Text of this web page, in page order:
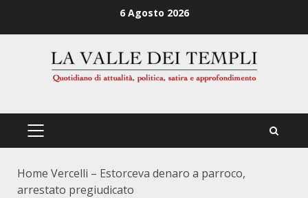
6 Agosto 2026
PRIMÄRES
Home Vercelli – Estorceva denaro a parroco,
arrestato pregiudicato